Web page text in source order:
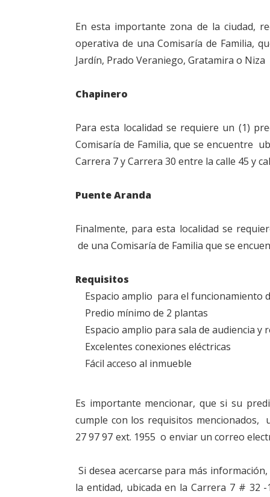
En esta importante zona de la ciudad,
operativa de una Comisaría de Familia,
Jardín, Prado Veraniego, Gratamira o Niza
Chapinero
Para esta localidad se requiere un (1)
Comisaría de Familia, que se encuentre
Carrera 7 y Carrera 30 entre la calle 45 y
Puente Aranda
Finalmente, para esta localidad se
de una Comisaría de Familia que se
Requisitos
Espacio amplio para el funcionamiento
Predio mínimo de 2 plantas
Espacio amplio para sala de audiencia y
Excelentes conexiones eléctricas
Fácil acceso al inmueble
Es importante mencionar, que si su
cumple con los requisitos mencionados,
27 97 97 ext. 1955 o enviar un correo
Si desea acercarse para más
la entidad, ubicada en la Carrera 7 # 32